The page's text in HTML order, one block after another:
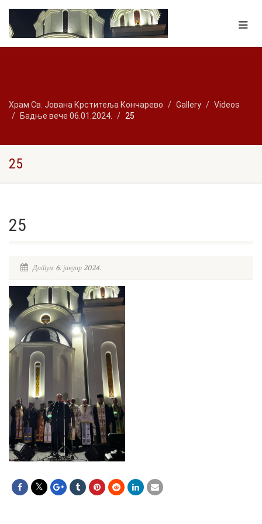
Храм Св. Јована Крститеља Кончарево Gallery
Videos
Бадње вече 06.01.2024.
25
25
25
Датум 6. јануар 2024.